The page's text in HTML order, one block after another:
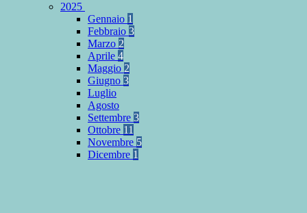
2025
Gennaio 1
Febbraio 3
Marzo 2
Aprile 4
Maggio 2
Giugno 3
Luglio
Agosto
Settembre 3
Ottobre 11
Novembre 5
Dicembre 1